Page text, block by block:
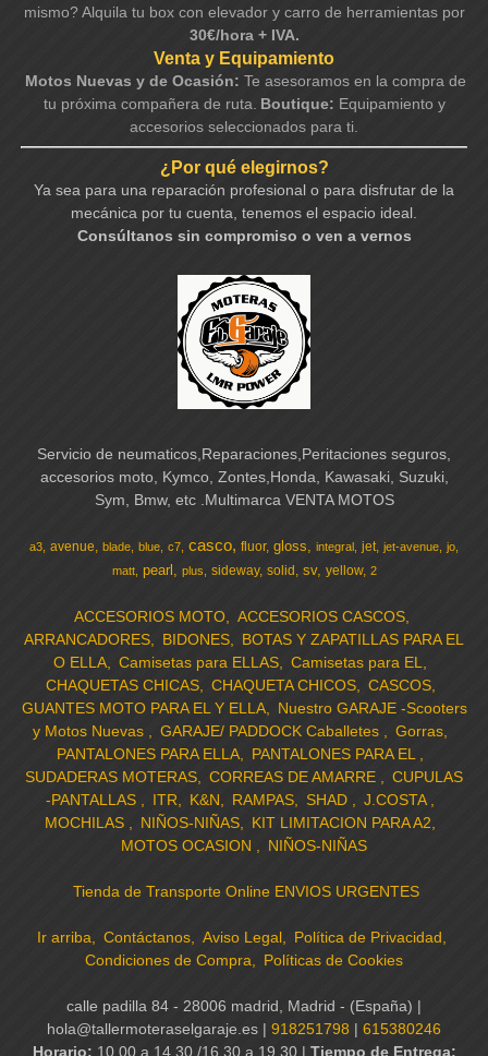
mismo? Alquila tu box con elevador y carro de herramientas por
30€/hora + IVA.
Venta y Equipamiento
Motos Nuevas y de Ocasión: Te asesoramos en la compra de
tu próxima compañera de ruta. Boutique: Equipamiento y
accesorios seleccionados para ti.
¿Por qué elegirnos?
Ya sea para una reparación profesional o para disfrutar de la
mecánica por tu cuenta, tenemos el espacio ideal.
Consúltanos sin compromiso o ven a vernos
Servicio de neumaticos,Reparaciones,Peritaciones seguros,
accesorios moto, Kymco, Zontes,Honda, Kawasaki, Suzuki,
Sym, Bmw, etc .Multimarca VENTA MOTOS
a3 avenue blade blue c7 casco fluor gloss integral jet jet-avenue jo
matt
pearl plus sideway solid sv yellow 2
ACCESORIOS MOTO
ACCESORIOS CASCOS
ARRANCADORES
BIDONES
BOTAS Y ZAPATILLAS PARA EL
O ELLA
Camisetas para ELLAS
Camisetas para EL
CHAQUETAS CHICAS
CHAQUETA CHICOS
CASCOS
GUANTES MOTO PARA EL Y ELLA
Nuestro GARAJE -Scooters
y Motos Nuevas
GARAJE/ PADDOCK Caballetes
Gorras
PANTALONES PARA ELLA
PANTALONES PARA EL
SUDADERAS MOTERAS
CORREAS DE AMARRE
CUPULAS
-PANTALLAS
ITR K&N RAMPAS SHAD
J.COSTA
MOCHILAS
NIÑOS-NIÑAS
KIT LIMITACION PARA A2
MOTOS OCASION
NIÑOS-NIÑAS
Tienda de Transporte Online ENVIOS URGENTES
Ir arriba Contáctanos Aviso Legal
Política de Privacidad
Condiciones de Compra
Políticas de Cookies
calle padilla 84 - 28006 madrid, Madrid - (España) |
hola@tallermoteraselgaraje.es | 918251798 | 615380246
Horario: 10.00 a 14.30 /16.30 a 19.30 | Tiempo de Entrega: